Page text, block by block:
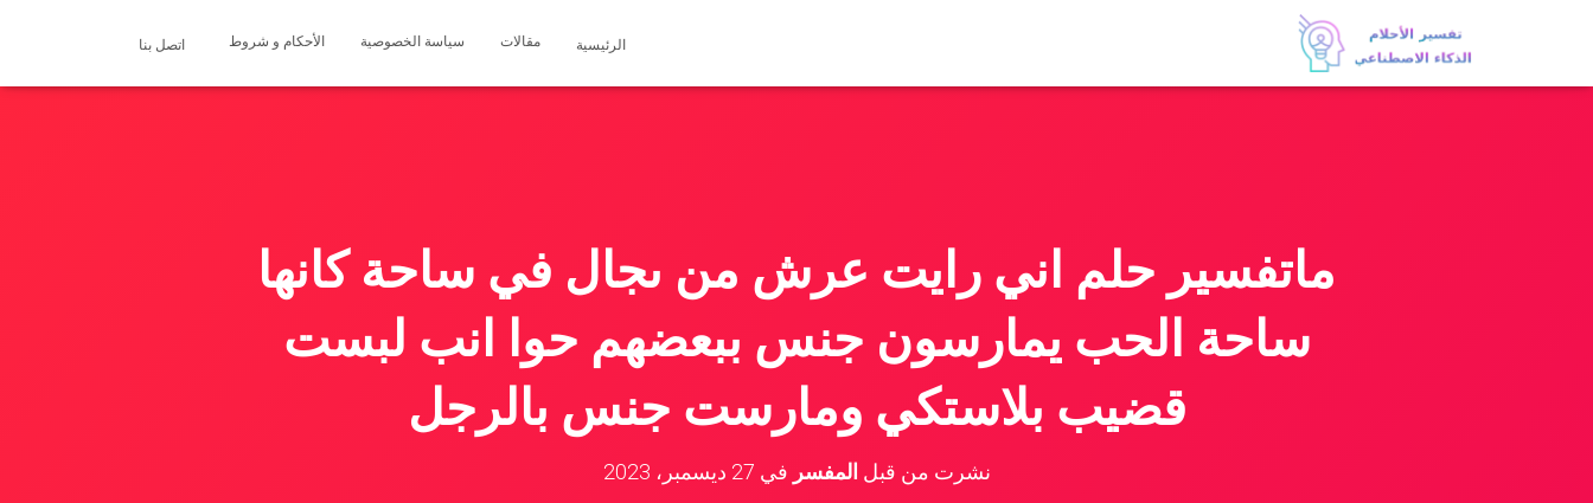
الرئيسية مقالات سياسة الخصوصية الأحكام و شروط اتصل بنا
ماتفسير حلم اني رايت عرش من ىجال في ساحة كانها
ساحة الحب يمارسون جنس ببعضهم حوا انب لبست
قضيب بلاستكي ومارست جنس بالرجل
نشرت من قبل المفسر في 27 ديسمبر، 2023